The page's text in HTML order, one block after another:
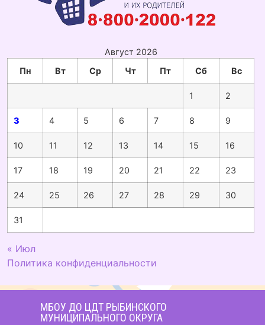
Август 2026
Пн
Вт Ср Чт Пт Сб Вс
1 2
3 4 5 6 7 8 9
10 11 12 13 14 15 16
17 18 19 20 21 22 23
24 25 26 27 28 29 30
31
« Июл
Политика конфиденциальности
МБОУ ДО ЦДТ РЫБИНСКОГО
МУНИЦИПАЛЬНОГО ОКРУГА